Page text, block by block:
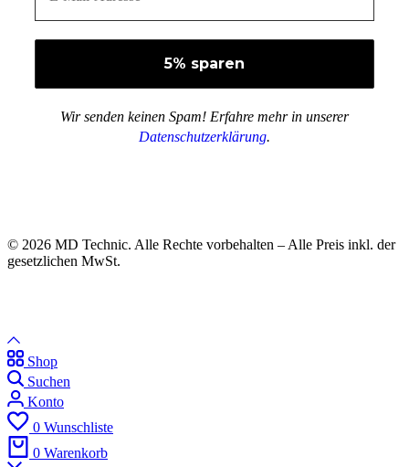
Wir senden keinen Spam! Erfahre mehr in unserer
Datenschutzerklärung.
© 2026 MD Technic. Alle Rechte vorbehalten – Alle Preis inkl. der
gesetzlichen MwSt.
Shop
Suchen
Konto
0 Wunschliste
0 Warenkorb